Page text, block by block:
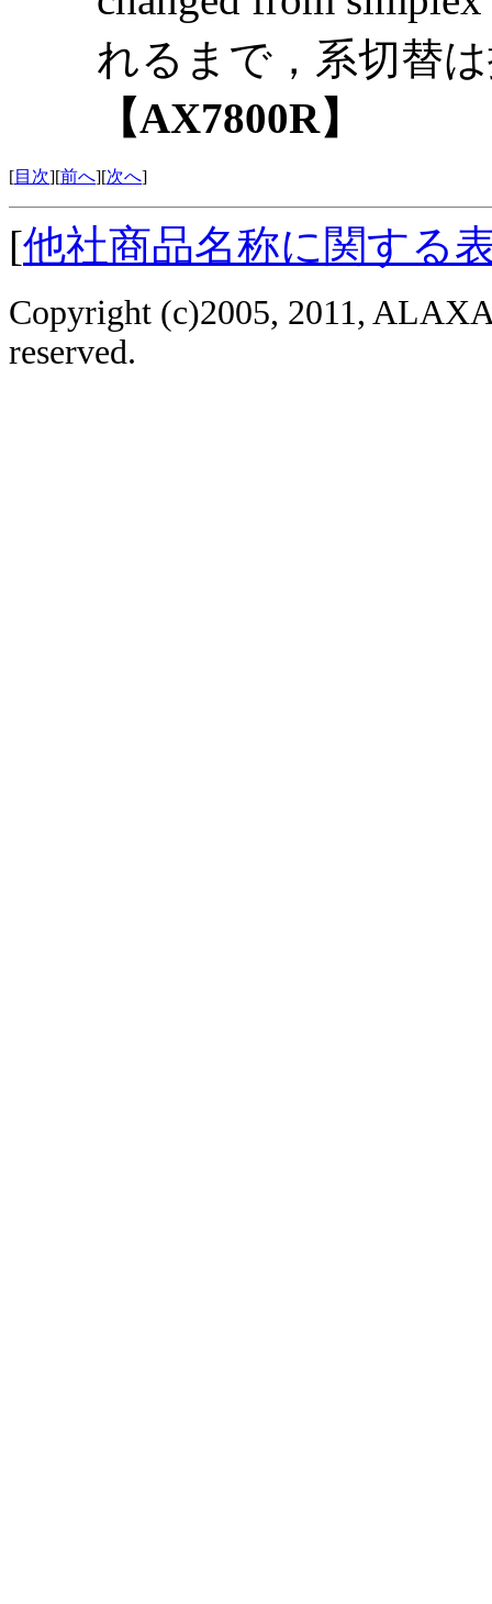
れるまで，系切替
【AX7800R】
[目次][前へ][次へ]
[他社商品名称に関する
Copyright (c)2005, 2011,
reserved.